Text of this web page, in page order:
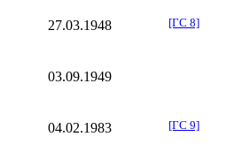
27.03.1948 [ГС 8]
03.09.1949
04.02.1983 [ГС 9]